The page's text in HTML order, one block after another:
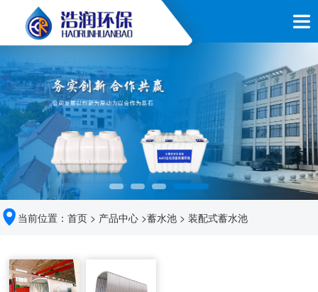
当前位置： 首页 > 产品中心 >蓄水池 > 装配式蓄水池